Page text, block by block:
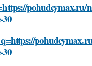
pohudeymax.ru/
30
30